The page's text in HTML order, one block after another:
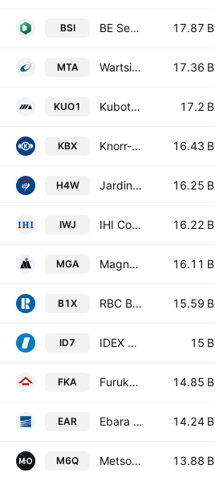
BSI BE Semiconductor Industries N.V. 17.87 B
MTA Wartsila Oyj Abp 17.36 B
KUO1 Kubota Corporation 17.2 B
KBX Knorr-Bremse AG 16.43 B
H4W Jardine Matheson Holdings Limited 16.25 B
IWJ IHI Corporation 16.22 B
MGA Magna International Inc. 16.11 B
B1X RBC Bearings Incorporated 15.59 B
ID7 IDEX Corporation 15 B
FKA Furukawa Electric Co., Ltd. 14.85 B
EAR Ebara Corporation 14.24 B
M6Q Metso Corporation 13.88 B